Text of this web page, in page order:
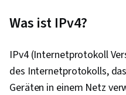
Security
Was ist IPv4?
IPv4 (Internetprotokoll
des Internetprotokolls,
Geräten in einem Netz